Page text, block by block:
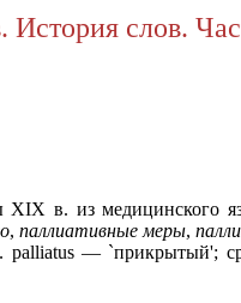
слов.
в. из медицинского
,паллиативные меры,
palliatus — `прикрытый';